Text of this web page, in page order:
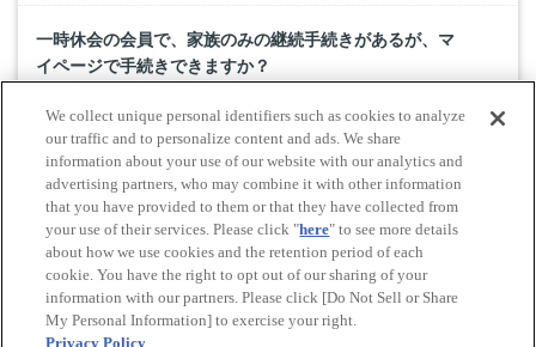
一時休会の会員で、家族のみの継続手続きがあるが、マ
イページで手続きできますか？
入会してJAFカード（クレジットカード機能付きJAF会員
証）が届いたのですが、マイページ、JAFスマートフォン
アプリに登録できません。
Do Not Sell or Share My Personal Information
© All rights reserved. JAF
We collect unique personal identifiers such as cookies to analyze
our traffic and to personalize content and ads. We share
information about your use of our website with our analytics and
advertising partners, who may combine it with other information
that you have provided to them or that they have collected from
your use of their services. Please click "here" to see more details
about how we use cookies and the retention period of each
cookie. You have the right to opt out of our sharing of your
information with our partners. Please click [Do Not Sell or Share
My Personal Information] to exercise your right.
Privacy Policy